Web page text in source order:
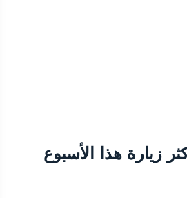
زيارة هذا الأسبوع